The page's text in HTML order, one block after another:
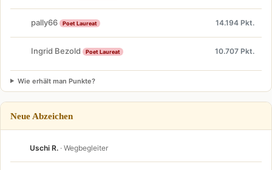
pally66 Poet Laureat 14.194 Pkt.
Ingrid Bezold Poet Laureat 10.707 Pkt.
Wie erhält man Punkte?
Neue Abzeichen
Uschi R. · Wegbegleiter